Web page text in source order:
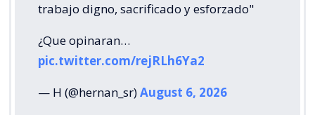
trabajo digno, sacrificado y esforzado"
¿Que opinaran…
pic.twitter.com/rejRLh6Ya2
— H (@hernan_sr)August 6, 2026